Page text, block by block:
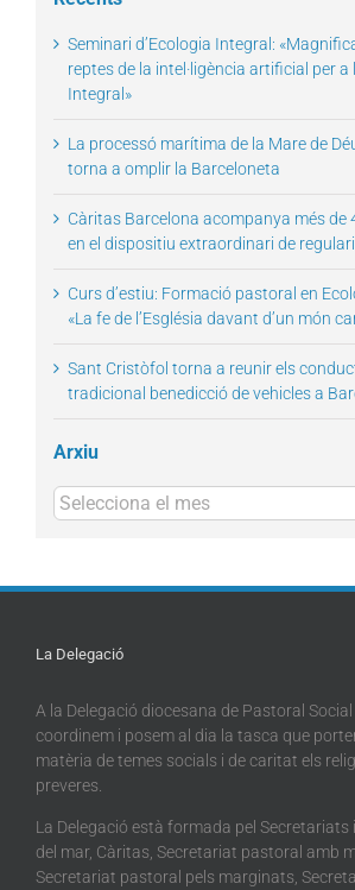
Seminari d’Ecologia Integral:
reptes de la intel·ligència artificial per a
Integral»
La processó marítima de la Mare de
torna a omplir la Barceloneta
Càritas Barcelona acompanya més de
en el dispositiu extraordinari de
Curs d’estiu: Formació pastoral en
«La fe de l’Església davant d’un món
Sant Cristòfol torna a reunir els
tradicional benedicció de vehicles a
Arxiu
Arxius
La Delegació
A la Delegació diocesana de Pastoral
coordinem i posem al dia la tasca que
matèria de temes socials i de caritat els
preveres.
La Delegació està formada pel
del mar, Càritas, Secretariat pastoral amb
Secretariat pastoral pels marginats,